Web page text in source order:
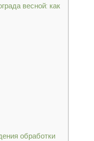
весной: как
обработки